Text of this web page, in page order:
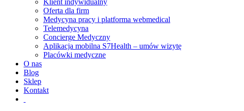
Klient indywidualny
Oferta dla firm
Medycyna pracy i platforma webmedical
Telemedycyna
Concierge Medyczny
Aplikacja mobilna S7Health – umów wizytę
Placówki medyczne
O nas
Blog
Sklep
Kontakt